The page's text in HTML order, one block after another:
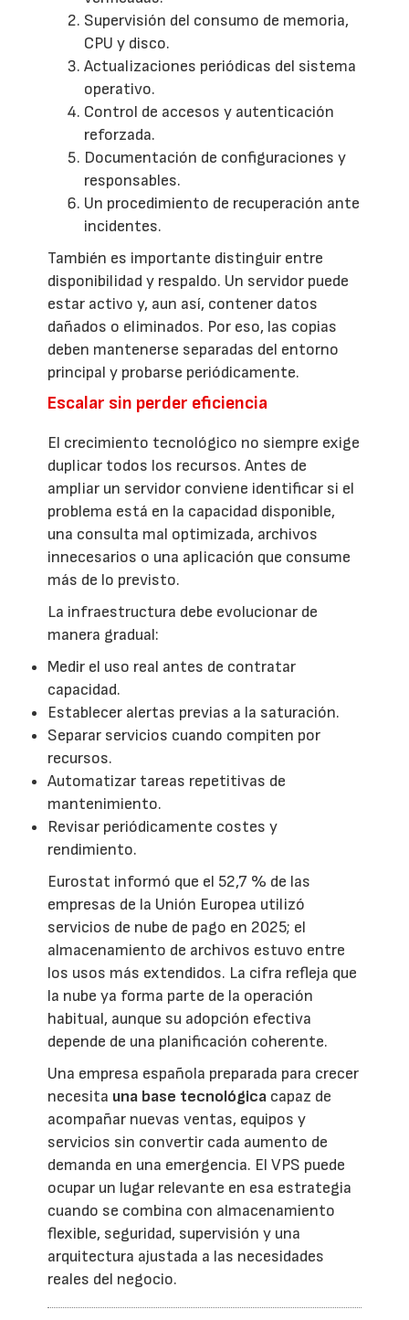
Supervisión del consumo de memoria,
CPU y disco.
Actualizaciones periódicas del sistema
operativo.
Control de accesos y autenticación
reforzada.
Documentación de configuraciones y
responsables.
Un procedimiento de recuperación ante
incidentes.
También es importante distinguir entre
disponibilidad y respaldo. Un servidor puede
estar activo y, aun así, contener datos
dañados o eliminados. Por eso, las copias
deben mantenerse separadas del entorno
principal y probarse periódicamente.
Escalar sin perder eficiencia
El crecimiento tecnológico no siempre exige
duplicar todos los recursos. Antes de
ampliar un servidor conviene identificar si el
problema está en la capacidad disponible,
una consulta mal optimizada, archivos
innecesarios o una aplicación que consume
más de lo previsto.
La infraestructura debe evolucionar de
manera gradual:
Medir el uso real antes de contratar
capacidad.
Establecer alertas previas a la saturación.
Separar servicios cuando compiten por
recursos.
Automatizar tareas repetitivas de
mantenimiento.
Revisar periódicamente costes y
rendimiento.
Eurostat informó que el 52,7 % de las
empresas de la Unión Europea utilizó
servicios de nube de pago en 2025; el
almacenamiento de archivos estuvo entre
los usos más extendidos. La cifra refleja que
la nube ya forma parte de la operación
habitual, aunque su adopción efectiva
depende de una planificación coherente.
Una empresa española preparada para crecer
necesita una base tecnológica capaz de
acompañar nuevas ventas, equipos y
servicios sin convertir cada aumento de
demanda en una emergencia. El VPS puede
ocupar un lugar relevante en esa estrategia
cuando se combina con almacenamiento
flexible, seguridad, supervisión y una
arquitectura ajustada a las necesidades
reales del negocio.